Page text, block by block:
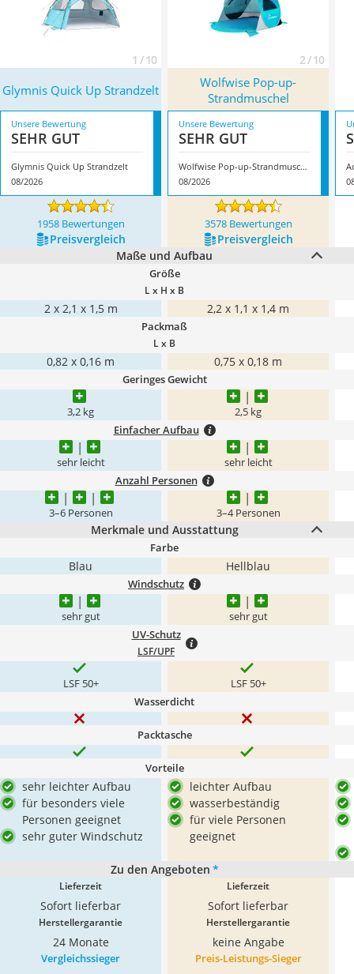
1 / 10 2 / 10
Glymnis Quick Up Strandzelt
Wolfwise Pop-up-
Strandmuschel
Unsere Bewertung
SEHR GUT
Glymnis Quick Up Strandzelt
08/2026
Unsere Bewertung
SEHR GUT
Wolfwise Pop-up-Strandmuschel
08/2026
1958 Bewertungen 3578 Bewertungen
Preis­vergleich
Preis­vergleich
Maße und Aufbau
Größe
L x H x B
2 x 2,1 x 1,5 m 2,2 x 1,1 x 1,4 m
Packmaß
L x B
0,82 x 0,16 m 0,75 x 0,18 m
Geringes Gewicht
3,2 kg 2,5 kg
Einfacher Aufbau
sehr leicht sehr leicht
Anzahl Personen
3–6 Personen 3–4 Personen
Merkmale und Ausstattung
Farbe
Blau Hellblau
Windschutz
sehr gut sehr gut
UV-Schutz
LSF/UPF
LSF 50+ LSF 50+
Wasserdicht
Packtasche
Vorteile
sehr leichter Aufbau
für besonders viele
Personen geeignet
sehr guter Windschutz
leichter Aufbau
wasserbeständig
für viele Personen
geeignet
Zu den Angeboten *
Lieferzeit
Sofort lieferbar
Lieferzeit
Sofort lieferbar
Herstellergarantie
24 Monate
Herstellergarantie
keine Angabe
Vergleichssieger Preis-Leistungs-Sieger